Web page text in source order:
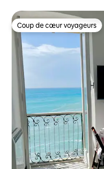
Coup de cœur voyageurs
Coup de cœur voyageurs